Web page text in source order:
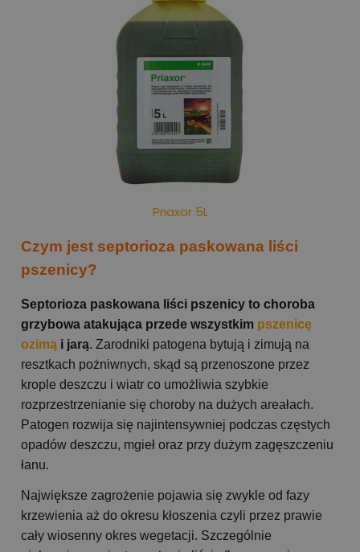
Priaxor 5L
Czym jest septorioza paskowana liści
pszenicy?
Septorioza paskowana liści pszenicy to choroba
grzybowa atakująca przede wszystkim pszenicę
ozimą i jarą. Zarodniki patogena bytują i zimują na
resztkach pożniwnych, skąd są przenoszone przez
krople deszczu i wiatr co umożliwia szybkie
rozprzestrzenianie się choroby na dużych areałach.
Patogen rozwija się najintensywniej podczas częstych
opadów deszczu, mgieł oraz przy dużym zagęszczeniu
łanu.
Największe zagrożenie pojawia się zwykle od fazy
krzewienia aż do okresu kłoszenia czyli przez prawie
cały wiosenny okres wegetacji. Szczególnie